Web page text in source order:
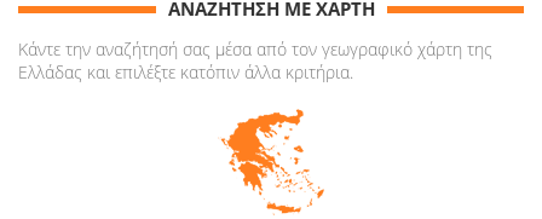
ΑΝΑΖΗΤΗΣΗ ΜΕ ΧΑΡΤΗ
Κάντε την αναζήτησή σας μέσα από τον γεωγραφικό χάρτη της
Ελλάδας και επιλέξτε κατόπιν άλλα κριτήρια.